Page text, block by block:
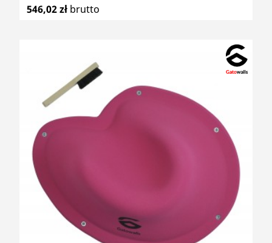
546,02 zł brutto